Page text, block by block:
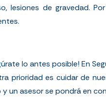
lesiones de gravedad.
lo antes posible! En
prioridad es cuidar de
y un asesor se pondrá en